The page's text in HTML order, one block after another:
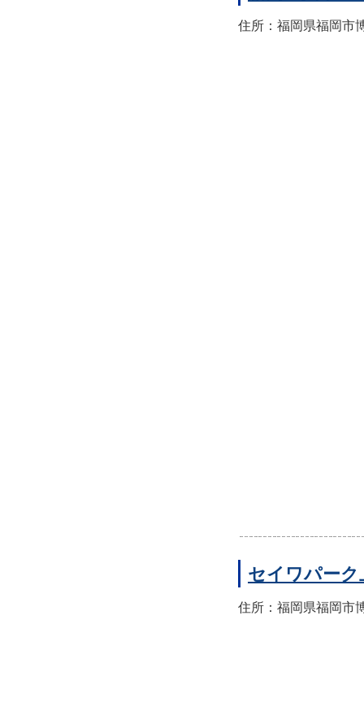
住所：福岡県福岡市
セイワパーク
住所：福岡県福岡市